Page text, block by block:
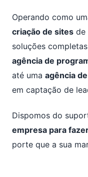
Operando como
criação de sites de
soluções
agência de
até uma agência
em captação de
Dispomos do
empresa para
porte que a sua